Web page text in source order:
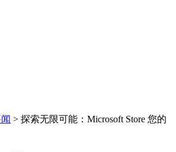
> 探索无限可能：Microsoft Store 您的